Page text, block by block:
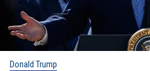
Donald Trump